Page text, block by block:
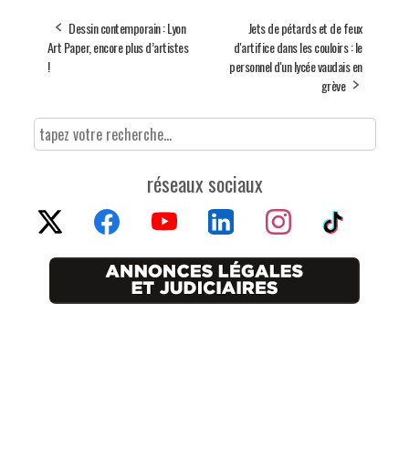
Dessin contemporain : Lyon
Art Paper, encore plus d’artistes
!
Jets de pétards et de feux
d'artifice dans les couloirs : le
personnel d'un lycée vaudais en
grève
réseaux sociaux